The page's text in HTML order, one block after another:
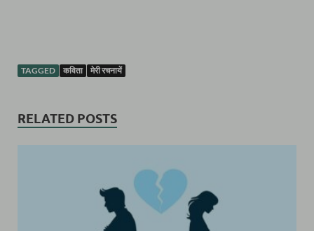
TAGGED कविता मेरी रचनायें
RELATED POSTS